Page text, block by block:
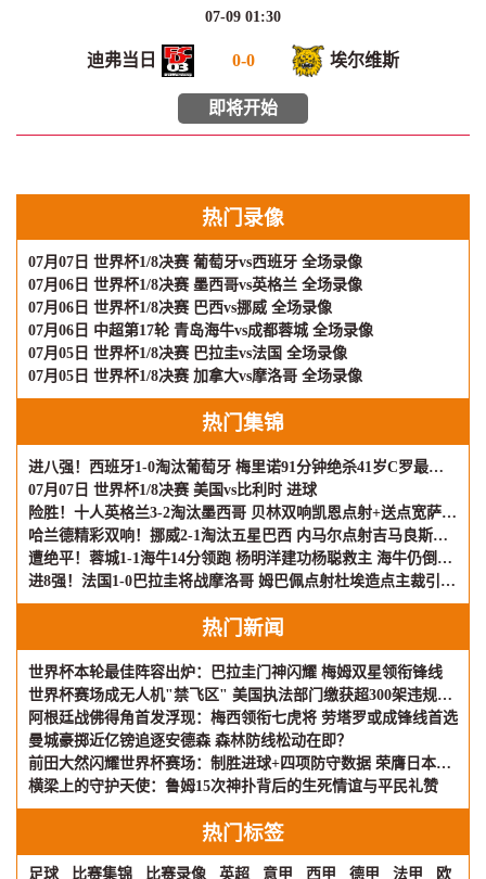
07-09 01:30
迪弗当日 0-0 埃尔维斯
即将开始
热门录像
07月07日 世界杯1/8决赛 葡萄牙vs西班牙 全场录像
07月06日 世界杯1/8决赛 墨西哥vs英格兰 全场录像
07月06日 世界杯1/8决赛 巴西vs挪威 全场录像
07月06日 中超第17轮 青岛海牛vs成都蓉城 全场录像
07月05日 世界杯1/8决赛 巴拉圭vs法国 全场录像
07月05日 世界杯1/8决赛 加拿大vs摩洛哥 全场录像
热门集锦
进八强！西班牙1-0淘汰葡萄牙 梅里诺91分钟绝杀41岁C罗最后一舞
07月07日 世界杯1/8决赛 美国vs比利时 进球
险胜！十人英格兰3-2淘汰墨西哥 贝林双响凯恩点射+送点宽萨直红
哈兰德精彩双响！挪威2-1淘汰五星巴西 内马尔点射吉马良斯失点
遭绝平！蓉城1-1海牛14分领跑 杨明洋建功杨聪救主 海牛仍倒数第3
进8强！法国1-0巴拉圭将战摩洛哥 姆巴佩点射杜埃造点主裁引争议
热门新闻
世界杯本轮最佳阵容出炉：巴拉圭门神闪耀 梅姆双星领衔锋线
世界杯赛场成无人机"禁飞区" 美国执法部门缴获超300架违规飞行器
阿根廷战佛得角首发浮现：梅西领衔七虎将 劳塔罗或成锋线首选
曼城豪掷近亿镑追逐安德森 森林防线松动在即？
前田大然闪耀世界杯赛场：制胜进球+四项防守数据 荣膺日本队评分王
横梁上的守护天使：鲁姆15次神扑背后的生死情谊与平民礼赞
热门标签
足球 比赛集锦 比赛录像 英超 意甲 西甲 德甲 法甲 欧